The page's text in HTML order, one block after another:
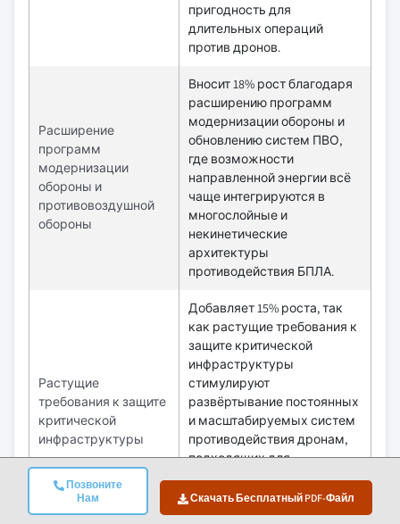
Позвоните
Нам
Скачать Бесплатный PDF-Файл
пригодность для
длительных операций
против дронов.
Расширение
программ
модернизации
обороны и
противовоздушной
обороны
Вносит 18% рост благодаря
расширению программ
модернизации обороны и
обновлению систем ПВО,
где возможности
направленной энергии всё
чаще интегрируются в
многослойные и
некинетические
архитектуры
противодействия БПЛА.
Растущие
требования к защите
критической
инфраструктуры
Добавляет 15% роста, так
как растущие требования к
защите критической
инфраструктуры
стимулируют
развёртывание постоянных
и масштабируемых систем
противодействия дронам,
подходящих для
непрерывной защиты
объектов без ограничений
по боеприпасам.